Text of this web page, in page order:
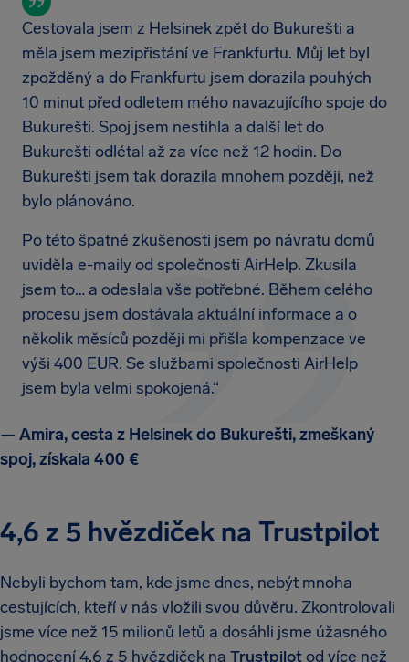
Cestovala jsem z Helsinek zpět do Bukurešti a
měla jsem mezipřistání ve Frankfurtu. Můj let byl
zpožděný a do Frankfurtu jsem dorazila pouhých
10 minut před odletem mého navazujícího spoje do
Bukurešti. Spoj jsem nestihla a další let do
Bukurešti odlétal až za více než 12 hodin. Do
Bukurešti jsem tak dorazila mnohem později, než
bylo plánováno.
Po této špatné zkušenosti jsem po návratu domů
uviděla e-maily od společnosti AirHelp. Zkusila
jsem to… a odeslala vše potřebné. Během celého
procesu jsem dostávala aktuální informace a o
několik měsíců později mi přišla kompenzace ve
výši 400 EUR. Se službami společnosti AirHelp
jsem byla velmi spokojená.“
— Amira, cesta z Helsinek do Bukurešti, zmeškaný
spoj, získala 400 €
4,6 z 5 hvězdiček na Trustpilot
Nebyli bychom tam, kde jsme dnes, nebýt mnoha
cestujících, kteří v nás vložili svou důvěru. Zkontrolovali
jsme více než 15 milionů letů a dosáhli jsme úžasného
hodnocení 4,6 z 5 hvězdiček na Trustpilotod více než